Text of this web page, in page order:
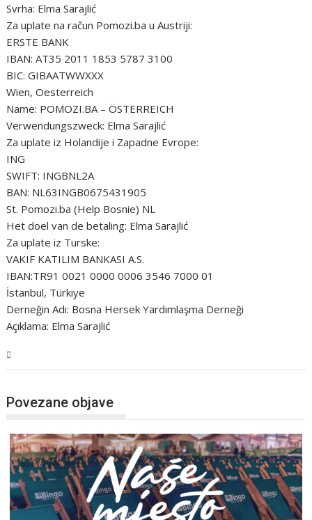
Svrha: Elma Sarajlić
Za uplate na račun Pomozi.ba u Austriji:
ERSTE BANK
IBAN: AT35 2011 1853 5787 3100
BIC: GIBAATWWXXX
Wien, Oesterreich
Name: POMOZI.BA – ÖSTERREICH
Verwendungszweck: Elma Sarajlić
Za uplate iz Holandije i Zapadne Evrope:
ING
SWIFT: INGBNL2A
BAN: NL63INGB0675431905
St. Pomozi.ba (Help Bosnie) NL
Het doel van de betaling: Elma Sarajlić
Za uplate iz Turske:
VAKIF KATILIM BANKASI A.S.
IBAN:TR91 0021 0000 0006 3546 7000 01
İstanbul, Türkiye
Derneğin Adı: Bosna Hersek Yardımlaşma Derneği
Açıklama: Elma Sarajlić
Povezane objave